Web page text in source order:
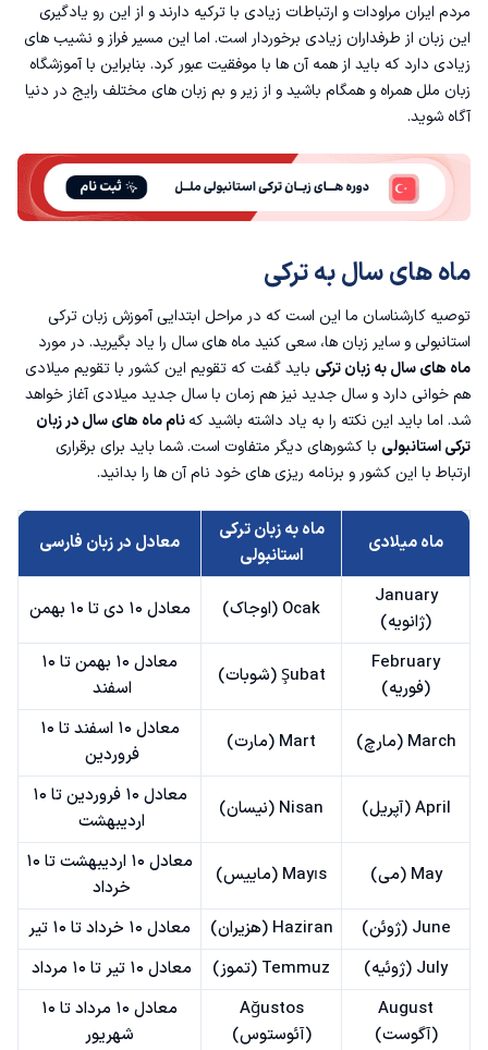
روزهای هفته در زبان ترکیه
فصل های سال در زبان ترکی استانبولی
در آخر
مردم ایران مراودات و ارتباطات زیادی با ترکیه دارند و از این رو یادگیری
این زبان از طرفداران زیادی برخوردار است. اما این مسیر فراز و نشیب های
زیادی دارد که باید از همه آن ها با موفقیت عبور کرد. بنابراین باآموزشگاه
زبان ملل همراه و همگام باشید و از زیر و بم زبان های مختلف رایج در دنیا
آگاه شوید.
ماه های سال به ترکی
توصیه کارشناسان ما این است که در مراحل ابتداییآموزش زبان ترکی
استانبولی و سایر زبان ها، سعی کنید ماه های سال را یاد بگیرید. در مورد
ماه های سال به زبان ترکی باید گفت که تقویم این کشور با تقویم میلادی
هم خوانی دارد و سال جدید نیز هم زمان با سال جدید میلادی آغاز خواهد
شد. اما باید این نکته را به یاد داشته باشید کهنام ماه های سال در زبان
ترکی استانبولی با کشورهای دیگر متفاوت است. شما باید برای برقراری
ارتباط با این کشور و برنامه ریزی های خود نام آن ها را بدانید.
ماه میلادی
ماه به زبان ترکی
استانبولی
معادل در زبان فارسی
January
(ژانویه)
Ocak (اوجاک) معادل ۱۰ دی تا ۱۰ بهمن
February
(فوریه)
Şubat (شوبات)
معادل ۱۰ بهمن تا ۱۰
اسفند
March (مارچ) Mart (مارت)
معادل ۱۰ اسفند تا ۱۰
فروردین
April (آپریل) Nisan (نیسان)
معادل ۱۰ فروردین تا ۱۰
اردیبهشت
May (می) Mayıs (ماییس)
معادل ۱۰ اردیبهشت تا ۱۰
خرداد
June (ژوئن)
Haziran (هزیران)
معادل ۱۰ خرداد تا ۱۰ تیر
July (ژوئیه)
Temmuz (تموز)
معادل ۱۰ تیر تا ۱۰ مرداد
August
(آگوست)
Ağustos
(آئوستوس)
معادل ۱۰ مرداد تا ۱۰
شهریور